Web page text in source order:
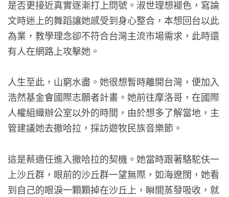
是否更接近真實逐漸打上問號。淑世理想褪色，寫論
文時迷上的舞蹈讓她感受到身心整合，本想回台以此
為業，教學理念卻不符合台灣主流市場需求，此時還
有人在網路上攻擊她。
人生至此，山窮水盡。她很想暫時離開台灣，便加入
浩然基金會國際志願者計畫。她前往摩洛哥，在國際
人權組織辦公室以外的時間，由於想多了解當地，主
管建議她去撒哈拉，採訪遊牧民族音樂節。
這是蔡適任進入撒哈拉的契機。她當時跟著駱駝伕一
上沙丘群，眼前的沙丘群一望無際，如海遼闊，她看
到自己的眼淚一顆顆掉在沙丘上，瞬間蒸發吸收，就